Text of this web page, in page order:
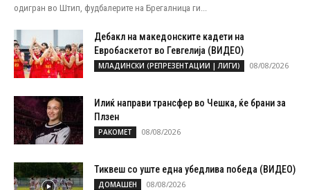
одигран во Штип, фудбалерите на Брегалница ги...
Дебакл на македонските кадети на
Евробаскетот во Гевгелија (ВИДЕО)
МЛАДИНСКИ (РЕПРЕЗЕНТАЦИИ | ЛИГИ) 08/08/2026
Илиќ направи трансфер во Чешка, ќе брани за
Плзен
РАКОМЕТ 08/08/2026
Тиквеш со уште една убедлива победа (ВИДЕО)
ДОМАШЕН 08/08/2026